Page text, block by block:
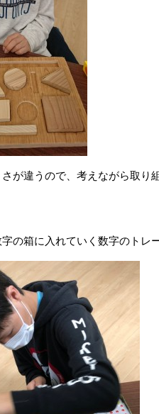
が違うので、考えながら取り
の箱に入れていく数字のトレ